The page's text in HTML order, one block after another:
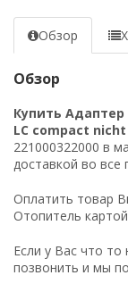
Обзор
Обзор
Купить Адаптер
LC compact
221000322000 в
доставкой во все
Оплатить товар
Отопитель
Если у Вас что
позвонить и мы